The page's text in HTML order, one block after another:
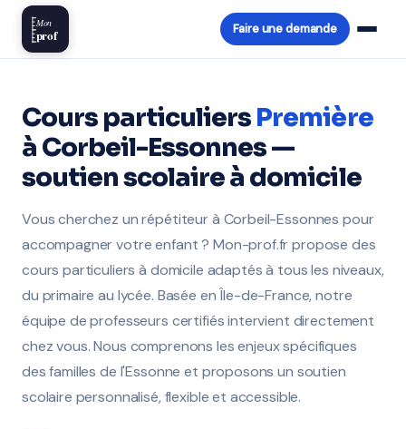
Mon
prof Faire une demande
Cours particuliers Première
à Corbeil-Essonnes —
soutien scolaire à domicile
Vous cherchez un répétiteur à Corbeil-Essonnes pour
accompagner votre enfant ? Mon-prof.fr propose des
cours particuliers à domicile adaptés à tous les niveaux,
du primaire au lycée. Basée en Île-de-France, notre
équipe de professeurs certifiés intervient directement
chez vous. Nous comprenons les enjeux spécifiques
des familles de l'Essonne et proposons un soutien
scolaire personnalisé, flexible et accessible.